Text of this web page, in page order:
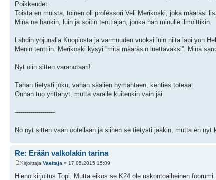
Poikkeudet:
Toista en muista, toinen oli professori Veli Merikoski, joka määräsi
Minä ne hankin, luin ja soitin tenttiajan, jonka hän minulle ilmoittikin.
Lähdin yöjunalla Kuopiosta ja varmuuden vuoksi luin niitä läpi yön
Menin tenttiin. Merikoski kysyi ”mitä määräsin luettavaksi”. Minä
Nyt olin sitten varanotaari!
Tähän tietysti joku, vähän säälien hymähtäen, kenties toteaa:
Onhan tuo yrittänyt, mutta varalle kuitenkin vain jäi.
--------------------
No nyt sitten vaan ootellaan ja siihen se tietysti jääkin, mutta en nyt
Re: Erään valkolakin tarina
Kirjoittaja Vaeltaja » 17.05.2015 15:09
Hieno kirjoitus Topi. Mutta eikös se K24 ole uskontoaiheinen